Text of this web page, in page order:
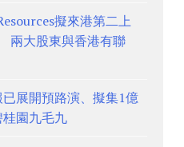
擬來港第二上
兩大股東與香港有聯
已展開預路演、擬集1億
園九毛九